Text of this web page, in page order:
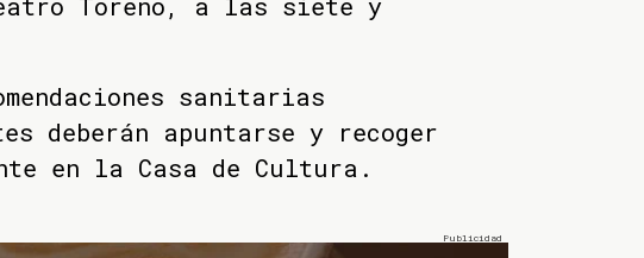
sanitarias
deberán apuntarse y recoger
en la Casa de Cultura.